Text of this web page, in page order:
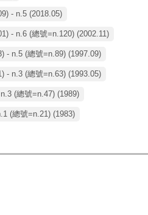
- n.5 (2018.05)
- n.6 (總號=n.120) (2002.11)
- n.5 (總號=n.89) (1997.09)
- n.3 (總號=n.63) (1993.05)
(總號=n.47) (1989)
(總號=n.21) (1983)